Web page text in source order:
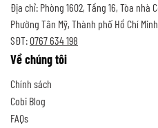
Địa chỉ: Phòng 1602, Tầng 16, Tòa nhà
Phường Tân Mỹ, Thành phố Hồ Chí
SĐT:0767 634 198
Về chúng tôi
Chính sách
Cobi Blog
FAQs